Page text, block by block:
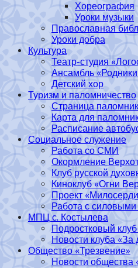
Хореография
Уроки музыки
Православная
Уроки добра
Культура
Театр-студия
Ансамбль
Детский хор
Туризм и паломничество
Страница
Карта для
Расписание
Социальное служение
Работа со СМИ
Окормление
Клуб русской
Киноклуб «Огни
Проект
Работа с силовыми
МПЦ с. Костылева
Подростковый
Новости клуба «За
Общество «Трезвение»
Новости общества